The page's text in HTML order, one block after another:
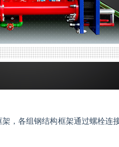
，各组钢结构框架通过螺栓连